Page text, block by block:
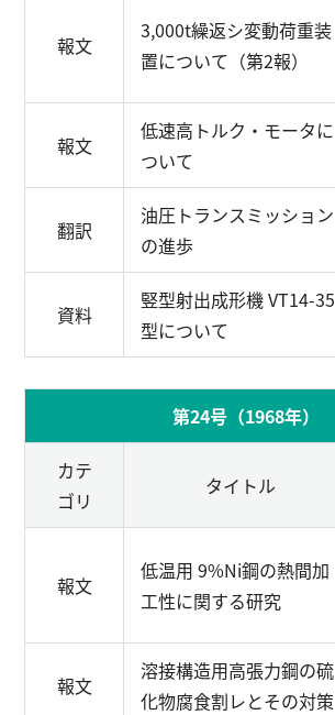
報文
3,000t繰返シ変動荷重装
置について（第2報）
報文
低速高トルク・モータに
ついて
翻訳
油圧トランスミッション
の進歩
資料
竪型射出成形機 VT14-35
型について
第24号（1968年）
カテ
ゴリ
タイトル
報文
低温用 9%Ni鋼の熱間加
工性に関する研究
報文
溶接構造用高張力鋼の硫
化物腐食割レとその対策